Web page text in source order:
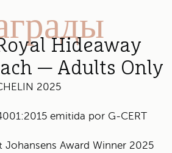
Hideaway
— Adults Only